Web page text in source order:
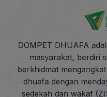
DOMPET DHUAFA
masyarakat, berdiri
berkhidmat
dhuafa dengan
sedekah dan wakaf